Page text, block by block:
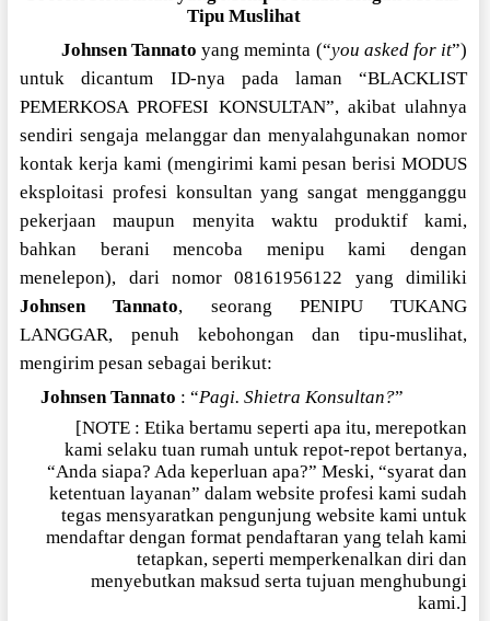
Tipu Muslihat
Johnsen Tannato yang meminta (“you asked for it”)
untuk dicantum ID-nya pada laman “BLACKLIST
PEMERKOSA PROFESI KONSULTAN”, akibat ulahnya
sendiri sengaja melanggar dan menyalahgunakan nomor
kontak kerja kami (mengirimi kami pesan berisi MODUS
eksploitasi profesi konsultan yang sangat mengganggu
pekerjaan maupun menyita waktu produktif kami,
bahkan berani mencoba menipu kami dengan
menelepon), dari nomor 08161956122 yang dimiliki
Johnsen Tannato, seorang PENIPU TUKANG
LANGGAR, penuh kebohongan dan tipu-muslihat,
mengirim pesan sebagai berikut:
Johnsen Tannato : “Pagi. Shietra Konsultan?”
[NOTE : Etika bertamu seperti apa itu, merepotkan
kami selaku tuan rumah untuk repot-repot bertanya,
“Anda siapa? Ada keperluan apa?” Meski, “syarat dan
ketentuan layanan” dalam website profesi kami sudah
tegas mensyaratkan pengunjung website kami untuk
mendaftar dengan format pendaftaran yang telah kami
tetapkan, seperti memperkenalkan diri dan
menyebutkan maksud serta tujuan menghubungi
kami.]